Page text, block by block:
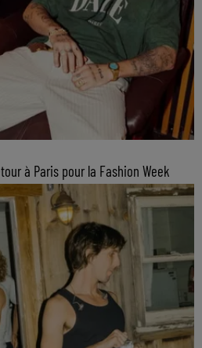
à Paris pour la Fashion Week